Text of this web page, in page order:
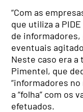
“Com as
que utiliza a
de informadores,
eventuais
Neste caso era
Pimentel, que
“informadores
a “folha” com os
efetuados.